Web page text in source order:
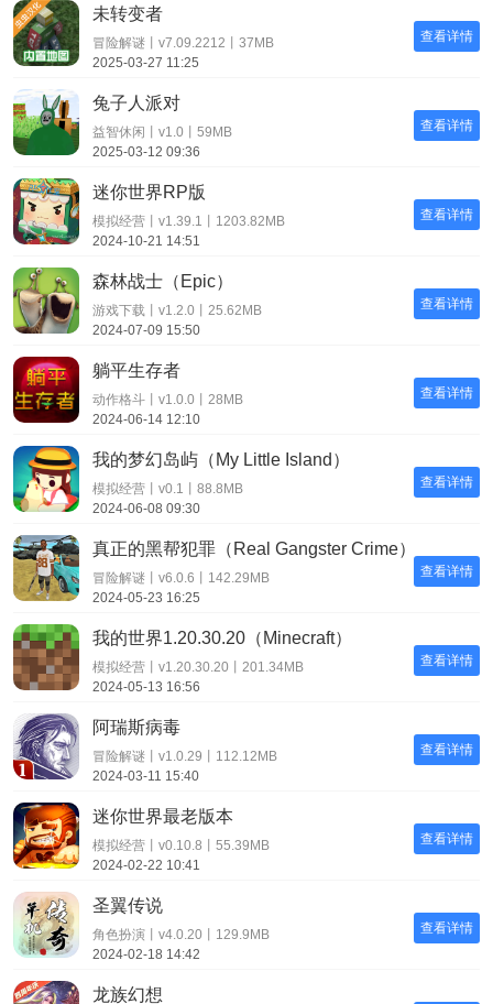
查看详情
未转变者
冒险解谜丨v7.09.2212丨37MB
2025-03-27 11:25
查看详情
兔子人派对
益智休闲丨v1.0丨59MB
2025-03-12 09:36
查看详情
迷你世界RP版
模拟经营丨v1.39.1丨1203.82MB
2024-10-21 14:51
查看详情
森林战士（Epic）
游戏下载丨v1.2.0丨25.62MB
2024-07-09 15:50
查看详情
躺平生存者
动作格斗丨v1.0.0丨28MB
2024-06-14 12:10
查看详情
我的梦幻岛屿（My Little Island）
模拟经营丨v0.1丨88.8MB
2024-06-08 09:30
查看详情
真正的黑帮犯罪（Real Gangster Crime）
冒险解谜丨v6.0.6丨142.29MB
2024-05-23 16:25
查看详情
我的世界1.20.30.20（Minecraft）
模拟经营丨v1.20.30.20丨201.34MB
2024-05-13 16:56
查看详情
阿瑞斯病毒
冒险解谜丨v1.0.29丨112.12MB
2024-03-11 15:40
查看详情
迷你世界最老版本
模拟经营丨v0.10.8丨55.39MB
2024-02-22 10:41
查看详情
圣翼传说
角色扮演丨v4.0.20丨129.9MB
2024-02-18 14:42
龙族幻想